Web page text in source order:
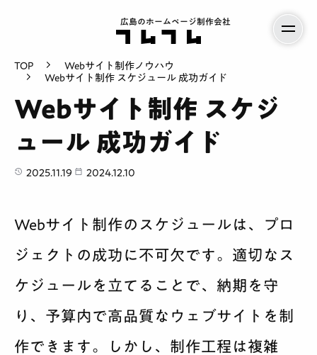
広島のホームページ制作会社
TOP
Webサイト制作ノウハウ
Webサイト制作 スケジュール 成功ガイド
Webサイト制作 スケジ
ュール 成功ガイド
2025.11.19 2024.12.10
Webサイト制作のスケジュールは、プロ
ジェクトの成功に不可欠です。適切なス
ケジュールを立てることで、納期を守
り、予算内で高品質なウェブサイトを制
作できます。しかし、制作工程は複雑